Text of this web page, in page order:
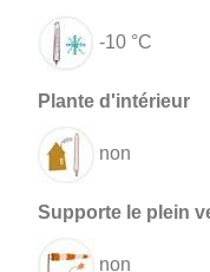
-10 °C
non
non